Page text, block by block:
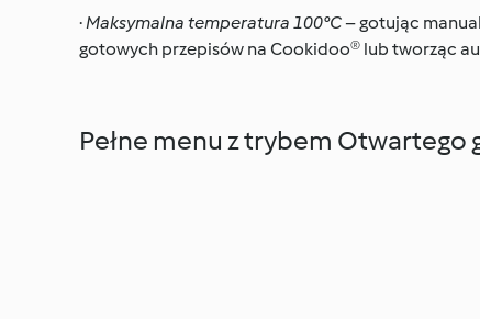
·Maksymalna temperatura 100°C– gotując
gotowych przepisów na Cookidoo® lub tworząc
Pełne menu z trybem Otwartego